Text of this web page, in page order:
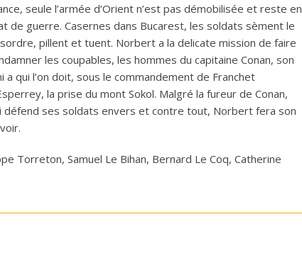
seule l’armée d’Orient n’est pas démobilisée et reste en
de guerre. Casernes dans Bucarest, les soldats sèment le
pillent et tuent. Norbert a la delicate mission de faire
les coupables, les hommes du capitaine Conan, son
a qui l’on doit, sous le commandement de Franchet
la prise du mont Sokol. Malgré la fureur de Conan,
défend ses soldats envers et contre tout, Norbert fera son
Torreton, Samuel Le Bihan, Bernard Le Coq, Catherine